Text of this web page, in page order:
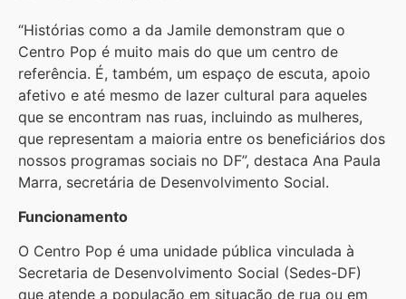
“Histórias como a da Jamile demonstram que o
Centro Pop é muito mais do que um centro de
referência. É, também, um espaço de escuta, apoio
afetivo e até mesmo de lazer cultural para aqueles
que se encontram nas ruas, incluindo as mulheres,
que representam a maioria entre os beneficiários dos
nossos programas sociais no DF”, destaca Ana Paula
Marra, secretária de Desenvolvimento Social.
Funcionamento
O Centro Pop é uma unidade pública vinculada à
Secretaria de Desenvolvimento Social (Sedes-DF)
que atende a população em situação de rua ou em